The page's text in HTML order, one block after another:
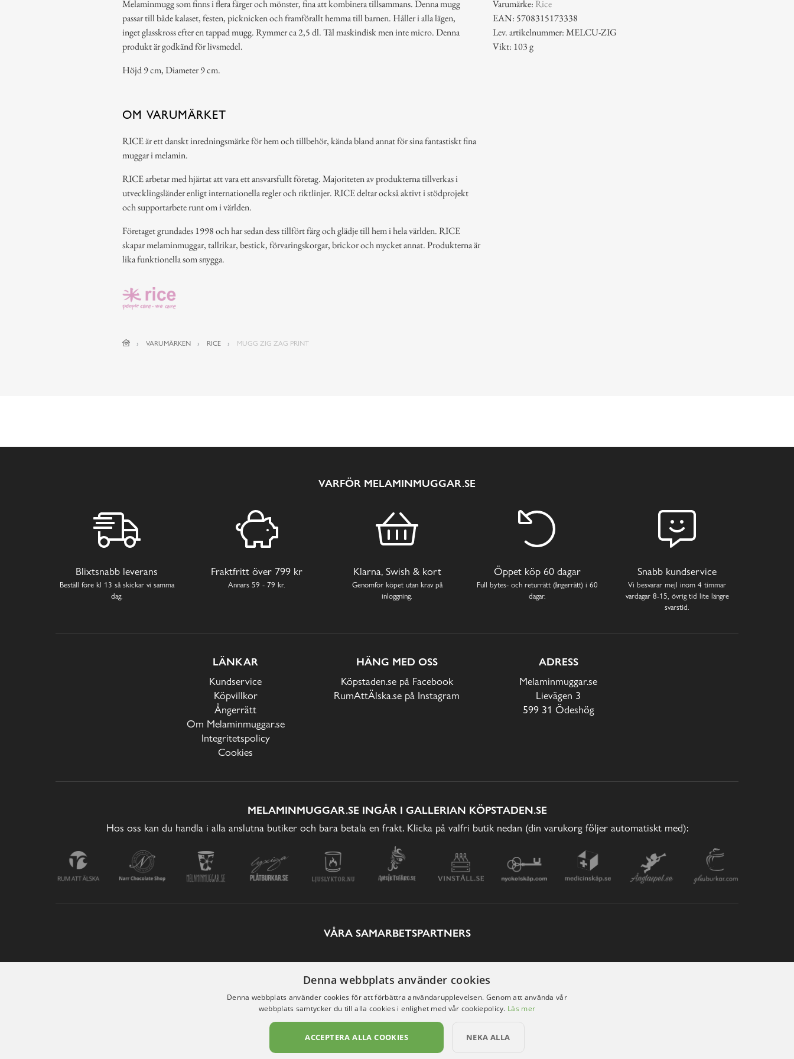
Melaminmugg som finns i flera färger och mönster, fina att kombinera tillsammans. Denna mugg
passar till både kalaset, festen, picknicken och framförallt hemma till barnen. Håller i alla lägen,
inget glasskross efter en tappad mugg. Rymmer ca 2,5 dl. Tål maskindisk men inte micro. Denna
produkt är godkänd för livsmedel.
Höjd 9 cm, Diameter 9 cm.
Varumärke: Rice
EAN: 5708315173338
Lev. artikelnummer: MELCU-ZIG
Vikt: 103 g
OM VARUMÄRKET
RICE är ett danskt inredningsmärke för hem och tillbehör, kända bland annat för sina fantastiskt fina
muggar i melamin.
RICE arbetar med hjärtat att vara ett ansvarsfullt företag. Majoriteten av produkterna tillverkas i
utvecklingsländer enligt internationella regler och riktlinjer. RICE deltar också aktivt i stödprojekt
och supportarbete runt om i världen.
Företaget grundades 1998 och har sedan dess tillfört färg och glädje till hem i hela världen. RICE
skapar melaminmuggar, tallrikar, bestick, förvaringskorgar, brickor och mycket annat. Produkterna är
lika funktionella som snygga.
VARUMÄRKEN RICE MUGG ZIG ZAG PRINT
VARFÖR MELAMINMUGGAR.SE
Blixtsnabb leverans
Beställ före kl 13 så skickar vi samma
dag.
Fraktfritt över 799 kr
Annars 59 - 79 kr.
Klarna, Swish & kort
Genomför köpet utan krav på
inloggning.
Öppet köp 60 dagar
Full bytes- och returrätt (ångerrätt) i 60
dagar.
Snabb kundservice
Vi besvarar mejl inom 4 timmar
vardagar 8-15, övrig tid lite längre
svarstid.
LÄNKAR
Kundservice
Köpvillkor
Ångerrätt
Om Melaminmuggar.se
Integritetspolicy
Cookies
HÄNG MED OSS
Köpstaden.se på Facebook
RumAttÄlska.se på Instagram
ADRESS
Melaminmuggar.se
Lievägen 3
599 31 Ödeshög
MELAMINMUGGAR.SE INGÅR I GALLERIAN KÖPSTADEN.SE
Hos oss kan du handla i alla anslutna butiker och bara betala en frakt. Klicka på valfri butik nedan (din varukorg följer automatiskt med):
VÅRA SAMARBETSPARTNERS
Denna webbplats använder cookies
Denna webbplats använder cookies för att förbättra användarupplevelsen. Genom att använda vår
webbplats samtycker du till alla cookies i enlighet med vår cookiepolicy. Läs mer
ACCEPTERA ALLA COOKIES NEKA ALLA